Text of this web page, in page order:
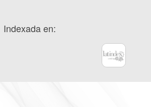
Indexada en: